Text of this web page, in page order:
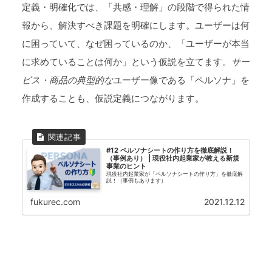
定義・明確化では、「共感・理解」の段階で得られた情
報から、解決すべき課題を明確にします。ユーザーは何
に困っていて、なぜ困っているのか、「ユーザーが本当
に求めていることは何か」という仮説を立てます。
サー
ビス・商品の典型的なユーザー像である「ペルソナ」を
作成することも、仮説定義につながります。
#12 ペルソナシートの作り方を徹底解説！
（事例あり） | 現役社内起業家が教える新規
事業のヒント
現役社内起業家が「ペルソナシートの作り方」を徹底解
説！（事例もあります）
fukurec.com 2021.12.12